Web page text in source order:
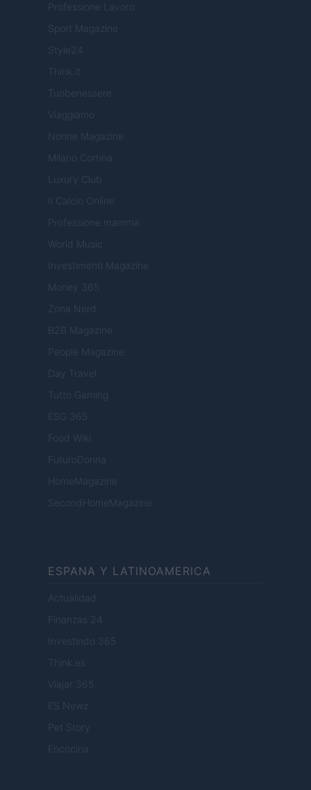
Professione Lavoro
Sport Magazine
Style24
Think.it
Tuobenessere
Viaggiamo
Nonne Magazine
Milano Cortina
Luxury Club
Il Calcio Online
Professione mamma
World Music
Investimenti Magazine
Money 365
Zona Nerd
B2B Magazine
People Magazine
Day Travel
Tutto Gaming
ESG 365
Food Wiki
FuturoDonna
HomeMagazine
SecondHomeMagazine
ESPANA Y LATINOAMERICA
Actualidad
Finanzas 24
Investindo 365
Think.es
Viajar 365
ES Newz
Pet Story
Encocina